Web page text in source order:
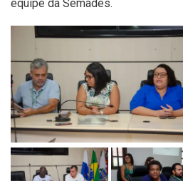
equipe da Semades.